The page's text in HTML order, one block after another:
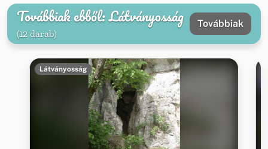
Továbbiak ebből: Látványosság
(12 darab)
Továbbiak
Látványosság